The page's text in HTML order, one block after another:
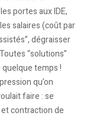
portes aux IDE,
salaires (coût par
dégraisser
“solutions”
temps !
qu’on
faire : se
contraction de